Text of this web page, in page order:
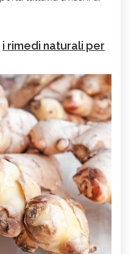
i rimedi naturali per